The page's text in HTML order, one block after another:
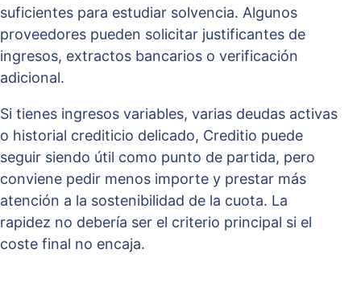
suficientes para estudiar solvencia. Algunos
proveedores pueden solicitar justificantes de
ingresos, extractos bancarios o verificación
adicional.
Si tienes ingresos variables, varias deudas activas
o historial crediticio delicado, Creditio puede
seguir siendo útil como punto de partida, pero
conviene pedir menos importe y prestar más
atención a la sostenibilidad de la cuota. La
rapidez no debería ser el criterio principal si el
coste final no encaja.